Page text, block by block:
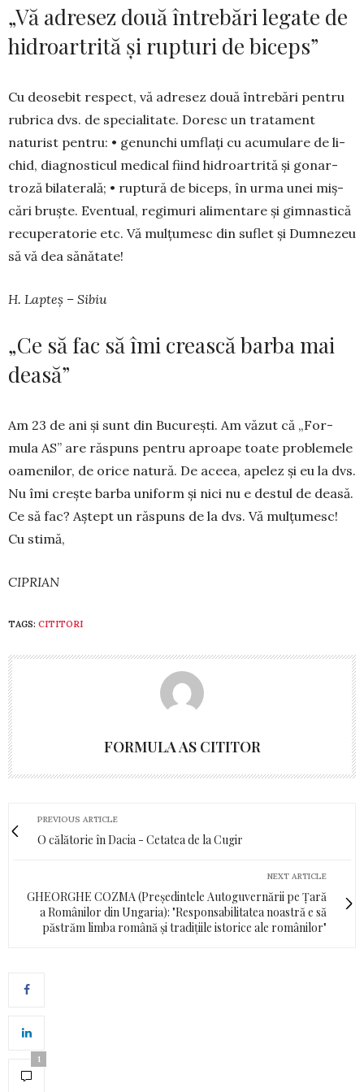
„Vă adresez două întrebări legate de
hidroartrită și rupturi de biceps”
Cu deosebit respect, vă adresez două în­tre­bări pentru
rubrica dvs. de specialitate. Doresc un tratament
naturist pentru: • genunchi umflați cu acumulare de li­
chid, diagnos­ticul medical fiind hidroartrită și gonar­
troză bilaterală; • ruptură de biceps, în urma unei miș­
cări bruște. Eventual, regimuri alimentare și gimnastică
recuperatorie etc. Vă mulțumesc din suflet și Dumnezeu
să vă dea sănătate!
H. Lapteș – Sibiu
„Ce să fac să îmi crească barba mai
deasă”
Am 23 de ani și sunt din București. Am văzut că „For­
mula AS” are răspuns pentru aproape toate pro­blemele
oame­nilor, de orice natură. De aceea, apelez și eu la dvs.
Nu îmi crește barba uniform și nici nu e destul de deasă.
Ce să fac? Aștept un răspuns de la dvs. Vă mulțu­mesc!
Cu stimă,
CIPRIAN
TAGS: CITITORI
FORMULA AS CITITOR
PREVIOUS ARTICLE
O călătorie în Dacia - Cetatea de la Cugir
NEXT ARTICLE
GHEORGHE COZMA (Președintele Autoguvernării pe Țară
a Românilor din Ungaria): "Responsabilitatea noastră e să
păstrăm limba română și tradițiile istorice ale românilor"
1